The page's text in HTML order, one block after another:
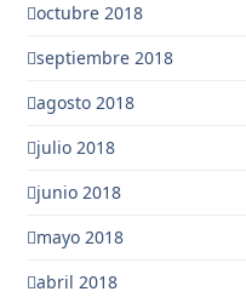
octubre 2018
septiembre 2018
agosto 2018
julio 2018
junio 2018
mayo 2018
abril 2018